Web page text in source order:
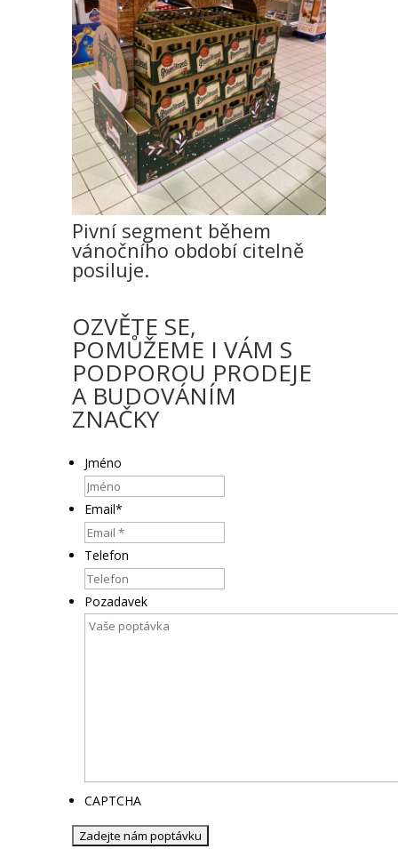
Pivní segment během
vánočního období citelně
posiluje.
OZVĚTE SE,
POMŮŽEME I VÁM S
PODPOROU PRODEJE
A BUDOVÁNÍM
ZNAČKY
Jméno
Email*
Telefon
Pozadavek
CAPTCHA